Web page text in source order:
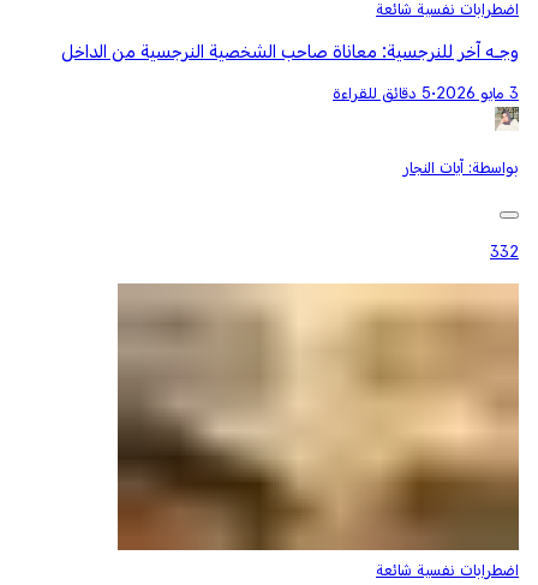
اضطرابات نفسية شائعة
وجـه آخر للنرجسية: معاناة صاحب الشخصية النرجسية من الداخل
3 مايو 2026 •5 دقائق للقراءة
بواسطة: آيات النجار
332
اضطرابات نفسية شائعة